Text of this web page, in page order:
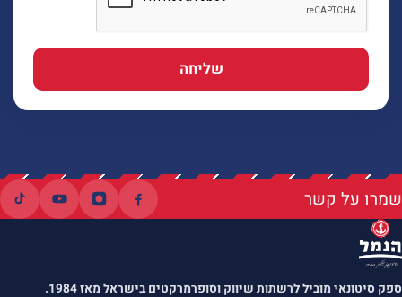
שליחה
שמרו על קשר
ספק סיטונאי מוביל לרשתות שיווק וסופרמרקטים בישראל מאז 1984.